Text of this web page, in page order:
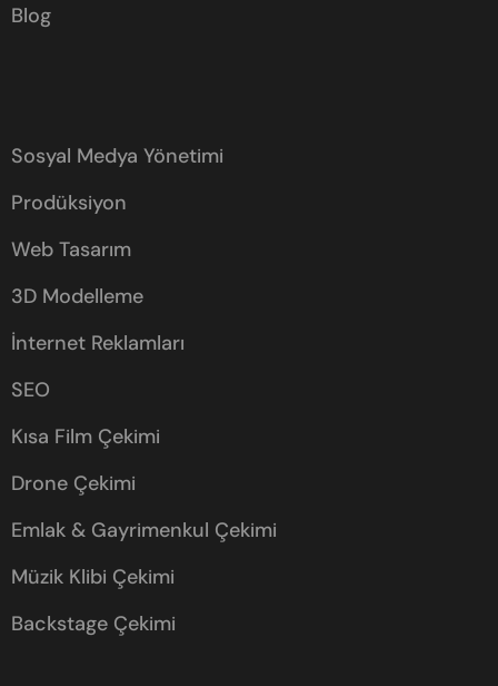
Blog
Sosyal Medya Yönetimi​
Prodüksiyon
Web Tasarım
3D Modelleme
İnternet Reklamları
SEO
Kısa Film Çekimi
Drone Çekimi
Emlak & Gayrimenkul Çekimi
Müzik Klibi Çekimi
Backstage Çekimi